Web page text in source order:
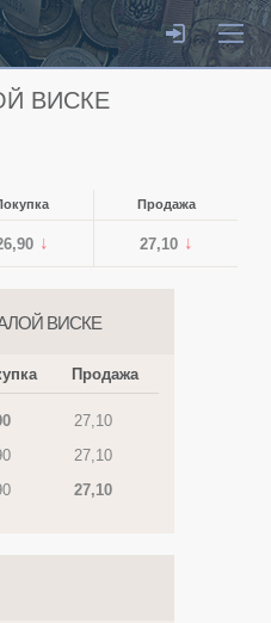
ВИСКЕ
Продажа
27,10
ВИСКЕ
Продажа
27,10
27,10
27,10